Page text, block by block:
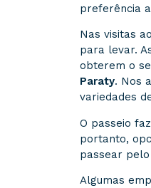
preferência
Nas visitas
para levar.
obterem o
Paraty. Nos
variedades
O passeio
portanto,
passear
Algumas